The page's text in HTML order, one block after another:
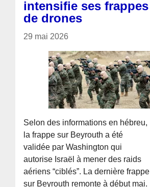
intensifie ses frappes
de drones
29 mai 2026
Selon des informations en hébreu,
la frappe sur Beyrouth a été
validée par Washington qui
autorise Israël à mener des raids
aériens “ciblés”. La dernière frappe
sur Beyrouth remonte à début mai.